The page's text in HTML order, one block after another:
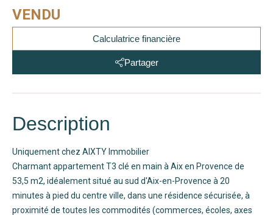
VENDU
Calculatrice financière
Partager
Description
Uniquement chez AIXTY Immobilier
Charmant appartement T3 clé en main à Aix en Provence de
53,5 m2, idéalement situé au sud d'Aix-en-Provence à 20
minutes à pied du centre ville, dans une résidence sécurisée, à
proximité de toutes les commodités (commerces, écoles, axes